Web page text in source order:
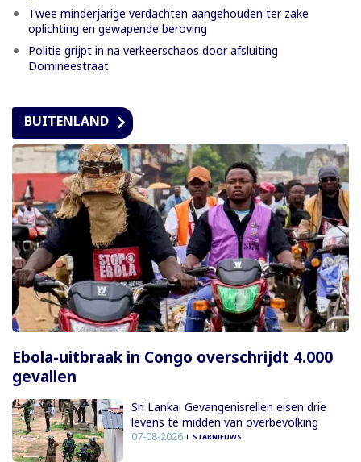
Twee minderjarige verdachten aangehouden ter zake
oplichting en gewapende beroving
Politie grijpt in na verkeerschaos door afsluiting
Domineestraat
BUITENLAND
Ebola-uitbraak in Congo overschrijdt 4.000
gevallen
Sri Lanka: Gevangenisrellen eisen drie
levens te midden van overbevolking
07-08-2026 STARNIEUWS